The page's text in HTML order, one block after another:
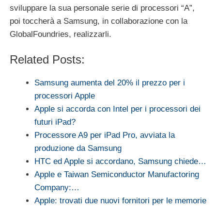
sviluppare la sua personale serie di processori “A”,
poi toccherà a Samsung, in collaborazione con la
GlobalFoundries, realizzarli.
Related Posts:
Samsung aumenta del 20% il prezzo per i
processori Apple
Apple si accorda con Intel per i processori dei
futuri iPad?
Processore A9 per iPad Pro, avviata la
produzione da Samsung
HTC ed Apple si accordano, Samsung chiede…
Apple e Taiwan Semiconductor Manufactoring
Company:…
Apple: trovati due nuovi fornitori per le memorie